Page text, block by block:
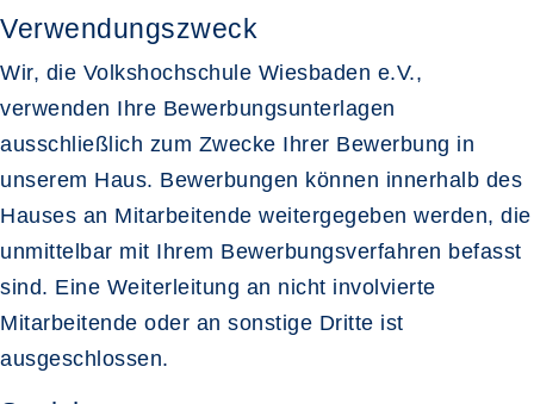
Verwendungszweck
Wir, die Volkshochschule Wiesbaden e.V.,
verwenden Ihre Bewerbungsunterlagen
ausschließlich zum Zwecke Ihrer Bewerbung in
unserem Haus. Bewerbungen können innerhalb des
Hauses an Mitarbeitende weitergegeben werden, die
unmittelbar mit Ihrem Bewerbungsverfahren befasst
sind. Eine Weiterleitung an nicht involvierte
Mitarbeitende oder an sonstige Dritte ist
ausgeschlossen.